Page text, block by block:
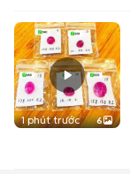
1 phút trước 6